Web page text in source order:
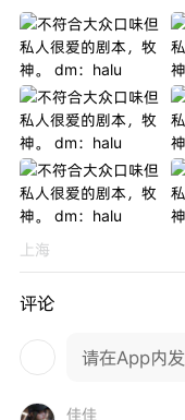
上海
评论
请在App内
佳佳